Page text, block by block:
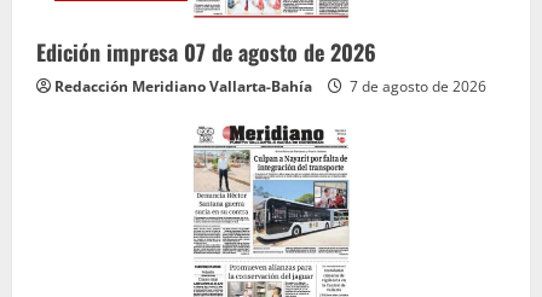
Edición impresa 07 de agosto de 2026
Redacción Meridiano Vallarta-Bahía 7 de agosto de 2026